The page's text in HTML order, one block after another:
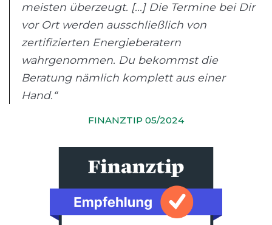
meisten überzeugt. [...] Die Termine bei Dir
vor Ort werden ausschließlich von
zertifizierten Energieberatern
wahrgenommen. Du bekommst die
Beratung nämlich komplett aus einer
Hand.“
FINANZTIP 05/2024